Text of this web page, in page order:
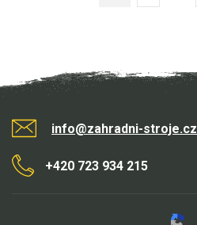
info@zahradni-stroje.cz
+420 723 934 215